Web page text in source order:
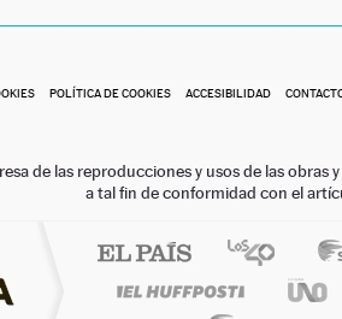
POLÍTICA DE COOKIES ACCESIBILIDAD
de las reproducciones y usos de las
a tal fin de conformidad con el